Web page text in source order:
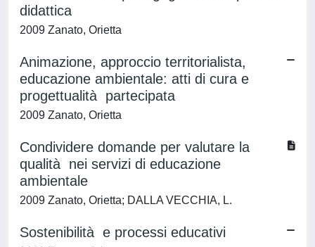
didattica
2009 Zanato, Orietta
Animazione, approccio territorialista,
educazione ambientale: atti di cura e
progettualità partecipata
2009 Zanato, Orietta
Condividere domande per valutare la
qualità nei servizi di educazione
ambientale
2009 Zanato, Orietta; DALLA VECCHIA, L.
Sostenibilità e processi educativi